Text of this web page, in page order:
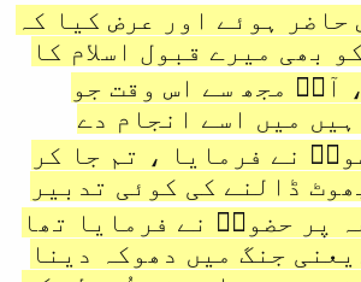
ہوئے اور عرض کیا کہ
بھی میرے قبول اسلام کا
آپؐ مجھ سے اس وقت جو
میں اسے انجام دے
نے فرمایا ، تم جا کر
ڈالنے کی کوئی تدبیر
پر حضورؐ نے فرمایا تھا
جنگ میں دھوکہ دینا